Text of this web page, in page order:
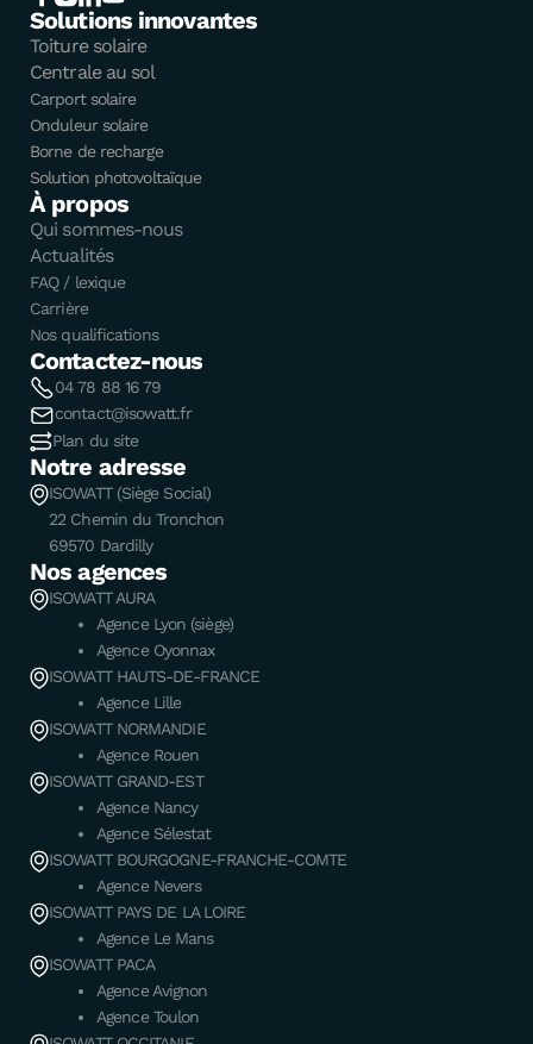
Solutions innovantes
Toiture solaire
Centrale au sol
Carport solaire
Onduleur solaire
Borne de recharge
Solution photovoltaïque
À propos
Qui sommes-nous
Actualités
FAQ / lexique
Carrière
Nos qualifications
Contactez-nous
04 78 88 16 79
contact@isowatt.fr
Plan du site
Notre adresse
ISOWATT (Siège Social)
22 Chemin du Tronchon
69570 Dardilly
Nos agences
ISOWATT AURA
Agence Lyon (siège)
Agence Oyonnax
ISOWATT HAUTS-DE-FRANCE
Agence Lille
ISOWATT NORMANDIE
Agence Rouen
ISOWATT GRAND-EST
Agence Nancy
Agence Sélestat
ISOWATT BOURGOGNE-FRANCHE-COMTE
Agence Nevers
ISOWATT PAYS DE LA LOIRE
Agence Le Mans
ISOWATT PACA
Agence Avignon
Agence Toulon